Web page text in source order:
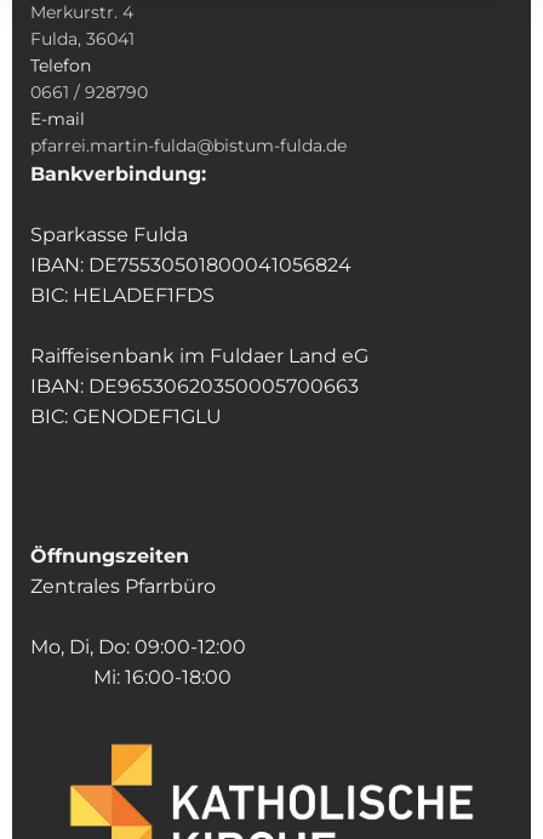
Merkurstr. 4
Fulda, 36041
Telefon
0661 / 928790
E-mail
pfarrei.martin-fulda@bistum-fulda.de
Bankverbindung:
Sparkasse Fulda
IBAN: DE75530501800041056824
BIC: HELADEF1FDS
Raiffeisenbank im Fuldaer Land eG
IBAN: DE96530620350005700663
BIC: GENODEF1GLU
Öffnungszeiten
Zentrales Pfarrbüro
Mo, Di, Do: 09:00-12:00
Mi: 16:00-18:00